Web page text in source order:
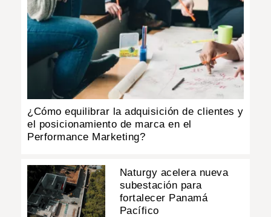
¿Cómo equilibrar la adquisición de clientes y
el posicionamiento de marca en el
Performance Marketing?
Naturgy acelera nueva
subestación para
fortalecer Panamá
Pacífico